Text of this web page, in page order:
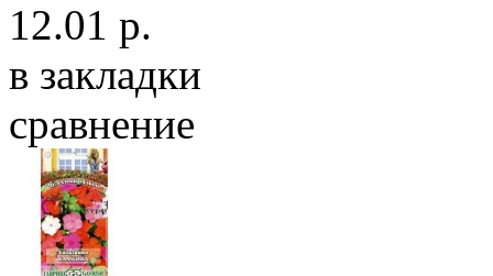
12.01 р.
в закладки
сравнение